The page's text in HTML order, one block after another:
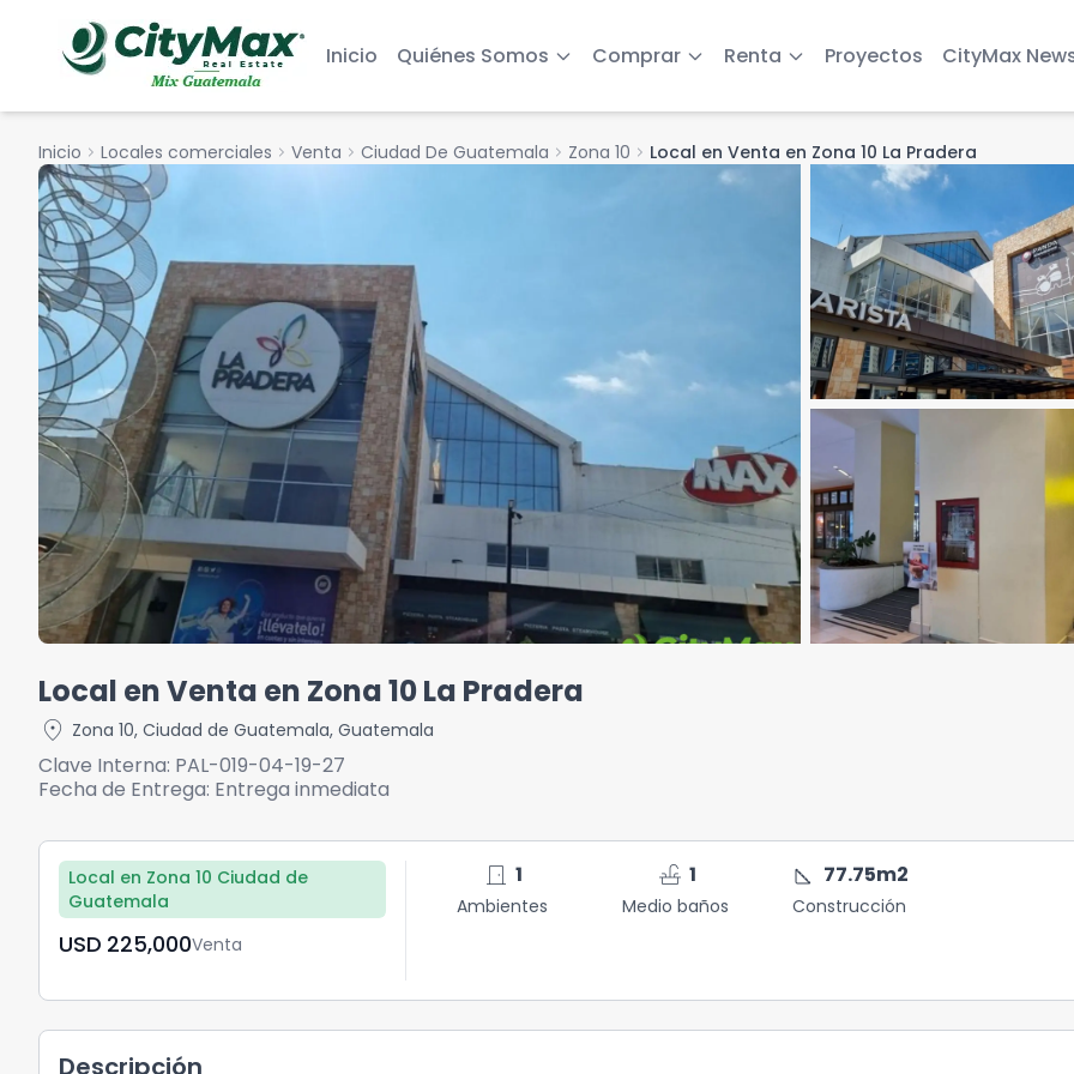
Inicio Quiénes Somos Comprar Renta Proyectos CityMax
Inicio chevron_right Locales comerciales chevron_right Venta chevron_right Ciudad De Guatemala chevron_right Zona 10 chevron_right Local en Venta en Zona 10 La Pradera
Local en Venta en Zona 10 La Pradera
location_on Zona 10, Ciudad de Guatemala, Guatemala
Clave Interna: PAL-019-04-19-27
Fecha de Entrega: Entrega inmediata
Local en Zona 10 Ciudad de
Guatemala
USD	225,000Venta
door_front 1
Ambientes
faucet 1
Medio baños
square_foot 77.75m2
Construcción
Descripción